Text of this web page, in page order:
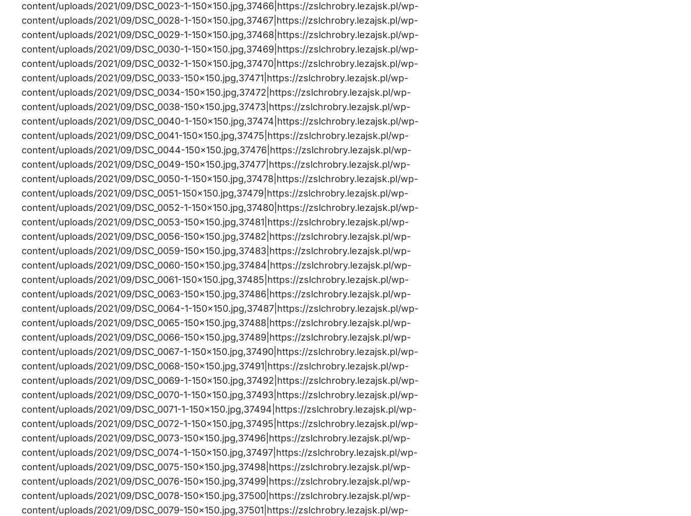
content/uploads/2021/09/DSC_0023-1-150×150.jpg,37466|https://zslchrobry.lezajsk.pl/wp-
content/uploads/2021/09/DSC_0028-1-150×150.jpg,37467|https://zslchrobry.lezajsk.pl/wp-
content/uploads/2021/09/DSC_0029-1-150×150.jpg,37468|https://zslchrobry.lezajsk.pl/wp-
content/uploads/2021/09/DSC_0030-1-150×150.jpg,37469|https://zslchrobry.lezajsk.pl/wp-
content/uploads/2021/09/DSC_0032-1-150×150.jpg,37470|https://zslchrobry.lezajsk.pl/wp-
content/uploads/2021/09/DSC_0033-150×150.jpg,37471|https://zslchrobry.lezajsk.pl/wp-
content/uploads/2021/09/DSC_0034-150×150.jpg,37472|https://zslchrobry.lezajsk.pl/wp-
content/uploads/2021/09/DSC_0038-150×150.jpg,37473|https://zslchrobry.lezajsk.pl/wp-
content/uploads/2021/09/DSC_0040-1-150×150.jpg,37474|https://zslchrobry.lezajsk.pl/wp-
content/uploads/2021/09/DSC_0041-150×150.jpg,37475|https://zslchrobry.lezajsk.pl/wp-
content/uploads/2021/09/DSC_0044-150×150.jpg,37476|https://zslchrobry.lezajsk.pl/wp-
content/uploads/2021/09/DSC_0049-150×150.jpg,37477|https://zslchrobry.lezajsk.pl/wp-
content/uploads/2021/09/DSC_0050-1-150×150.jpg,37478|https://zslchrobry.lezajsk.pl/wp-
content/uploads/2021/09/DSC_0051-150×150.jpg,37479|https://zslchrobry.lezajsk.pl/wp-
content/uploads/2021/09/DSC_0052-1-150×150.jpg,37480|https://zslchrobry.lezajsk.pl/wp-
content/uploads/2021/09/DSC_0053-150×150.jpg,37481|https://zslchrobry.lezajsk.pl/wp-
content/uploads/2021/09/DSC_0056-150×150.jpg,37482|https://zslchrobry.lezajsk.pl/wp-
content/uploads/2021/09/DSC_0059-150×150.jpg,37483|https://zslchrobry.lezajsk.pl/wp-
content/uploads/2021/09/DSC_0060-150×150.jpg,37484|https://zslchrobry.lezajsk.pl/wp-
content/uploads/2021/09/DSC_0061-150×150.jpg,37485|https://zslchrobry.lezajsk.pl/wp-
content/uploads/2021/09/DSC_0063-150×150.jpg,37486|https://zslchrobry.lezajsk.pl/wp-
content/uploads/2021/09/DSC_0064-1-150×150.jpg,37487|https://zslchrobry.lezajsk.pl/wp-
content/uploads/2021/09/DSC_0065-150×150.jpg,37488|https://zslchrobry.lezajsk.pl/wp-
content/uploads/2021/09/DSC_0066-150×150.jpg,37489|https://zslchrobry.lezajsk.pl/wp-
content/uploads/2021/09/DSC_0067-1-150×150.jpg,37490|https://zslchrobry.lezajsk.pl/wp-
content/uploads/2021/09/DSC_0068-150×150.jpg,37491|https://zslchrobry.lezajsk.pl/wp-
content/uploads/2021/09/DSC_0069-1-150×150.jpg,37492|https://zslchrobry.lezajsk.pl/wp-
content/uploads/2021/09/DSC_0070-1-150×150.jpg,37493|https://zslchrobry.lezajsk.pl/wp-
content/uploads/2021/09/DSC_0071-1-150×150.jpg,37494|https://zslchrobry.lezajsk.pl/wp-
content/uploads/2021/09/DSC_0072-1-150×150.jpg,37495|https://zslchrobry.lezajsk.pl/wp-
content/uploads/2021/09/DSC_0073-150×150.jpg,37496|https://zslchrobry.lezajsk.pl/wp-
content/uploads/2021/09/DSC_0074-1-150×150.jpg,37497|https://zslchrobry.lezajsk.pl/wp-
content/uploads/2021/09/DSC_0075-150×150.jpg,37498|https://zslchrobry.lezajsk.pl/wp-
content/uploads/2021/09/DSC_0076-150×150.jpg,37499|https://zslchrobry.lezajsk.pl/wp-
content/uploads/2021/09/DSC_0078-150×150.jpg,37500|https://zslchrobry.lezajsk.pl/wp-
content/uploads/2021/09/DSC_0079-150×150.jpg,37501|https://zslchrobry.lezajsk.pl/wp-